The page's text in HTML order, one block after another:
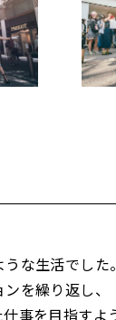
な生活でした。
を繰り返し、
事を目指すよ